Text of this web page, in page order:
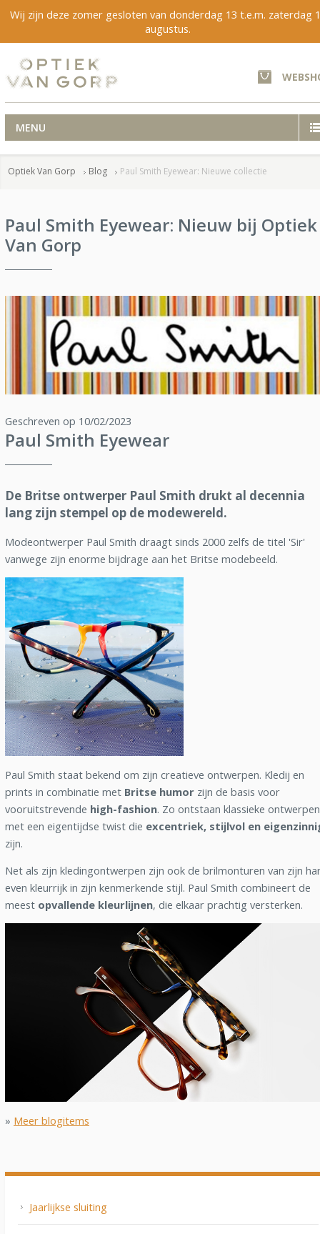
Wij zijn deze zomer gesloten van donderdag 13 t.e.m. zaterdag
augustus.
MENU
Optiek Van Gorp Blog Paul Smith Eyewear: Nieuwe collectie
Paul Smith Eyewear: Nieuw bij Optiek
Van Gorp
Geschreven op 10/02/2023
Paul Smith Eyewear
De Britse ontwerper Paul Smith drukt al decennia
lang zijn stempel op de modewereld.
Modeontwerper Paul Smith draagt sinds 2000 zelfs de titel 'Sir'
vanwege zijn enorme bijdrage aan het Britse modebeeld.
Paul Smith staat bekend om zijn creatieve ontwerpen. Kledij en
prints in combinatie met Britse humor zijn de basis voor
vooruitstrevende high-fashion. Zo ontstaan klassieke ontwerpen
met een eigentijdse twist die excentriek, stijlvol en
zijn.
Net als zijn kledingontwerpen zijn ook de brilmonturen van zijn
even kleurrijk in zijn kenmerkende stijl. Paul Smith combineert de
meest opvallende kleurlijnen, die elkaar prachtig versterken.
» Meer blogitems
Jaarlijkse sluiting